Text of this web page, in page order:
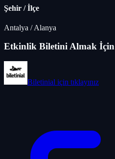
Şehir / İlçe
Antalya /Alanya
Etkinlik Biletini Almak İçin
Biletinial için tıklayınız